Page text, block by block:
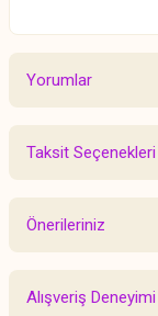
Yorumlar
Taksit Seçenekleri
Önerileriniz
Bu ürünün fiyat
yetersiz gördüğünüz
Alışveriş Deneyimi